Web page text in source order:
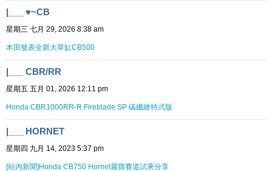
|___ ♥~CB
星期三 七月 29, 2026 8:38 am
本田發表全新大單缸CB500
|___ CBR/RR
星期五 五月 01, 2026 12:11 pm
Honda CBR1000RR-R Fireblade SP 碳纖維特式版
|___ HORNET
星期四 九月 14, 2023 5:37 pm
[站內新聞]Honda CB750 Hornet麗寶賽道試乘分享